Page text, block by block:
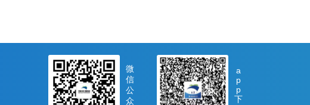
微
信
公
众
a
p
p
下